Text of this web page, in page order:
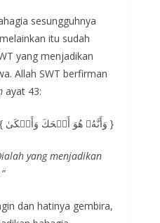
sesungguhnya
itu sudah
yang menjadikan
Allah SWT berfirman
ayat 43:
{ وَأَنَّهُۥ هُوَ أَضۡحَكَ وَأَبۡكَىٰ }
yang menjadikan
dan hatinya gembira,